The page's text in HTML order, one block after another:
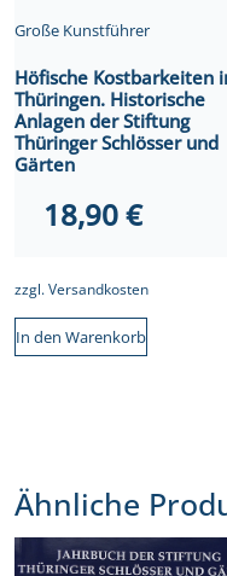
Große Kunstführer
Höfische Kostbarkeiten
Thüringen. Historische
Anlagen der Stiftung
Thüringer Schlösser und
Gärten
18,90€
zzgl.Versandkosten
In den Warenkorb
Ähnliche